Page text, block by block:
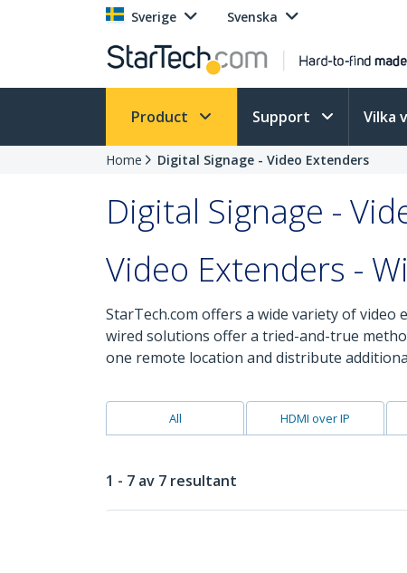
Sverige Svenska
Product Support Vilka
Home Digital Signage - Video Extenders
Digital Signage -
Video Extenders -
StarTech.com offers a wide variety of
wired solutions offer a tried-and-true
one remote location and distribute
All HDMI over IP
1 - 7 av 7 resultant